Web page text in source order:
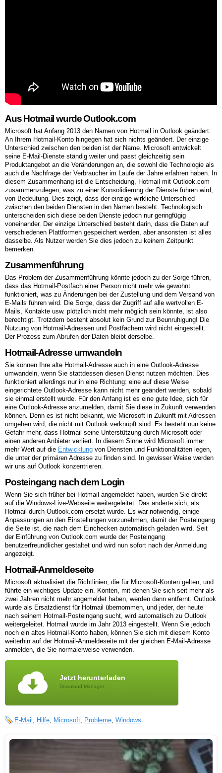
Aus Hotmail wurde Outlook.com
Microsoft hat Anfang 2013 den Namen von Hotmail in Outlook geändert.
An Ihrem Hotmail-Konto hingegen hat sich nichts geändert. Der einzige
Unterschied zwischen den beiden ist der Name. Microsoft entwickelt
seine E-Mail-Dienste ständig weiter und passt gleichzeitig sein
Produktangebot an die Veränderungen an, die sowohl die Technologie als
auch die Nachfrage der Verbraucher im Laufe der Jahre erfahren haben. In
diesem Zusammenhang ist die Entscheidung, Hotmail mit Outlook.com
zusammenzulegen, was zu einer Konsolidierung der Dienste führen wird,
von Bedeutung. Dies zeigt, dass der einzige wirkliche Unterschied
zwischen den beiden Diensten in den Namen besteht. Technologisch
unterscheiden sich diese beiden Dienste jedoch nur geringfügig
voneinander. Der einzige Unterschied besteht darin, dass die Daten auf
verschiedenen Plattformen gespeichert werden, aber ansonsten ist alles
dasselbe. Als Nutzer werden Sie dies jedoch zu keinem Zeitpunkt
bemerken.
Zusammenführung
Das Problem der Zusammenführung könnte jedoch zu der Sorge führen,
dass das Hotmail-Postfach einer Person nicht mehr wie gewohnt
funktioniert, was zu Änderungen bei der Zustellung und dem Versand von
E-Mails führen wird. Die Sorge, dass der Zugriff auf alle wertvollen E-
Mails, Kontakte usw. plötzlich nicht mehr möglich sein könnte, ist also
berechtigt. Trotzdem besteht absolut kein Grund zur Beunruhigung! Die
Nutzung von Hotmail-Adressen und Postfächern wird nicht eingestellt.
Der Prozess zum Abrufen der Daten bleibt derselbe.
Hotmail-Adresse umwandeln
Sie können Ihre alte Hotmail-Adresse auch in eine Outlook-Adresse
umwandeln, wenn Sie stattdessen diesen Dienst nutzen möchten. Dies
funktioniert allerdings nur in eine Richtung: eine auf diese Weise
eingerichtete Outlook-Adresse kann nicht mehr geändert werden, sobald
sie einmal erstellt wurde. Für den Anfang ist es eine gute Idee, sich für
eine Outlook-Adresse anzumelden, damit Sie diese in Zukunft verwenden
können. Denn es ist nicht bekannt, wie Microsoft in Zukunft mit Adressen
umgehen wird, die nicht mit Outlook verknüpft sind. Es besteht nun keine
Gefahr mehr, dass Hotmail seine Unterstützung durch Microsoft oder
einen anderen Anbieter verliert. In diesem Sinne wird Microsoft immer
mehr Wert auf die Entwicklung von Diensten und Funktionalitäten legen,
die unter der primären Adresse zu finden sind. In gewisser Weise werden
wir uns auf Outlook konzentrieren.
Posteingang nach dem Login
Wenn Sie sich früher bei Hotmail angemeldet haben, wurden Sie direkt
auf die Windows-Live-Webseite weitergeleitet. Das änderte sich, als
Hotmail durch Outlook.com ersetzt wurde. Es war notwendig, einige
Anpassungen an den Einstellungen vorzunehmen, damit der Posteingang
die Seite ist, die nach dem Einchecken automatisch geladen wird. Seit
der Einführung von Outlook.com wurde der Posteingang
benutzerfreundlicher gestaltet und wird nun sofort nach der Anmeldung
angezeigt.
Hotmail-Anmeldeseite
Microsoft aktualisiert die Richtlinien, die für Microsoft-Konten gelten, und
führte ein wichtiges Update ein. Konten, mit denen Sie sich seit mehr als
zwei Jahren nicht mehr angemeldet haben, werden dann entfernt. Outlook
wurde als Ersatzdienst für Hotmail übernommen, und jeder, der heute
nach seinem Hotmail-Posteingang sucht, wird automatisch zu Outlook
weitergeleitet. Hotmail wurde im Jahr 2013 eingestellt. Wenn Sie jedoch
noch ein altes Hotmail-Konto haben, können Sie sich mit diesem Konto
weiterhin auf der Hotmail-Anmeldeseite mit der gleichen E-Mail-Adresse
anmelden, die Sie normalerweise verwenden.
Jetzt herunterladen
Download Manager
E-Mail Hilfe Microsoft Probleme Windows